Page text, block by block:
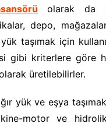
olarak da
depo,
taşımak için
gibi kriterlere göre
üretilebilirler.
yük ve eşya
motor ve